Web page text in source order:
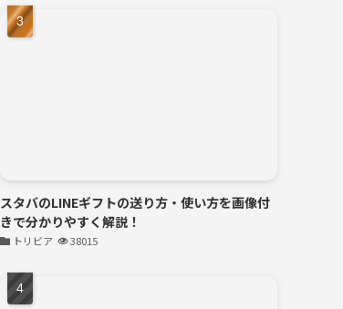
スタバのLINEギフトの送り方・使い方を画像付
きで分かりやすく解説！
トリビア 38015